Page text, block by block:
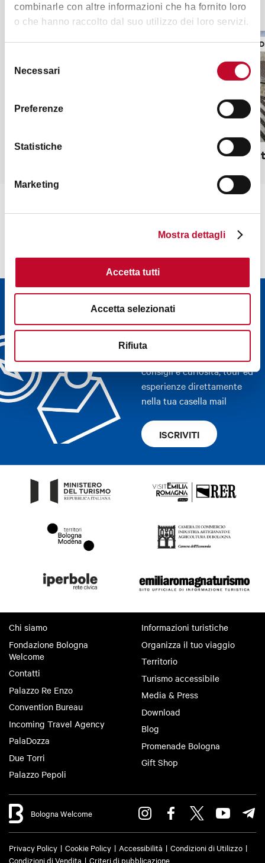
combinarle con altre informazioni che ha fornito loro
o che hanno raccolto dal suo utilizzo dei loro servizi.
delNecessari
Preferenze
Statistiche
Marketing
Mostra dettagli
Accetta tutti
Accetta selezionati
Rifiuta
Potrebbe interessarti anche
TORRI, EDIFICI STORICI
Palazzo dell'Archiginnasio
TORRI,
Newsletter
Scopri le newsletter di
Bologna Welcome e scegli
consigli e curiosità, tour ed
esperienze direttamente
nella tua casella mail
ISCRIVITI
Chi siamo
Fondazione Bologna
Welcome
Contatti
Palazzo Re Enzo
Convention Bureau
Incoming Travel Agency
PalaDozza
Due Torri
Palazzo Pepoli
Informazioni turistiche
Organizza il tuo viaggio
Territorio
Turismo accessibile
Media & Press
Download
Blog
Promenade Bologna
Gift Shop
Bologna Welcome
Privacy Policy Cookie Policy Accessibilità
Condizioni di Utilizzo
Condizioni di Vendita
Criteri di pubblicazione